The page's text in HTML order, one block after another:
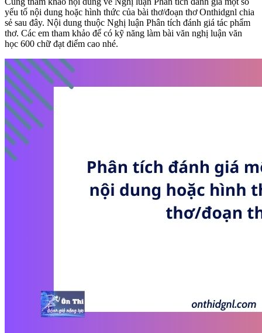
yếu tố nội dung hoặc hình thức của bài thơ/đoạn thơ Onthidgnl chia
sẻ sau đây. Nội dung thuộc Nghị luận Phân tích đánh giá tác phẩm
thơ. Các em tham khảo để có kỹ năng làm bài văn nghị luận văn
học 600 chữ đạt điểm cao nhé.